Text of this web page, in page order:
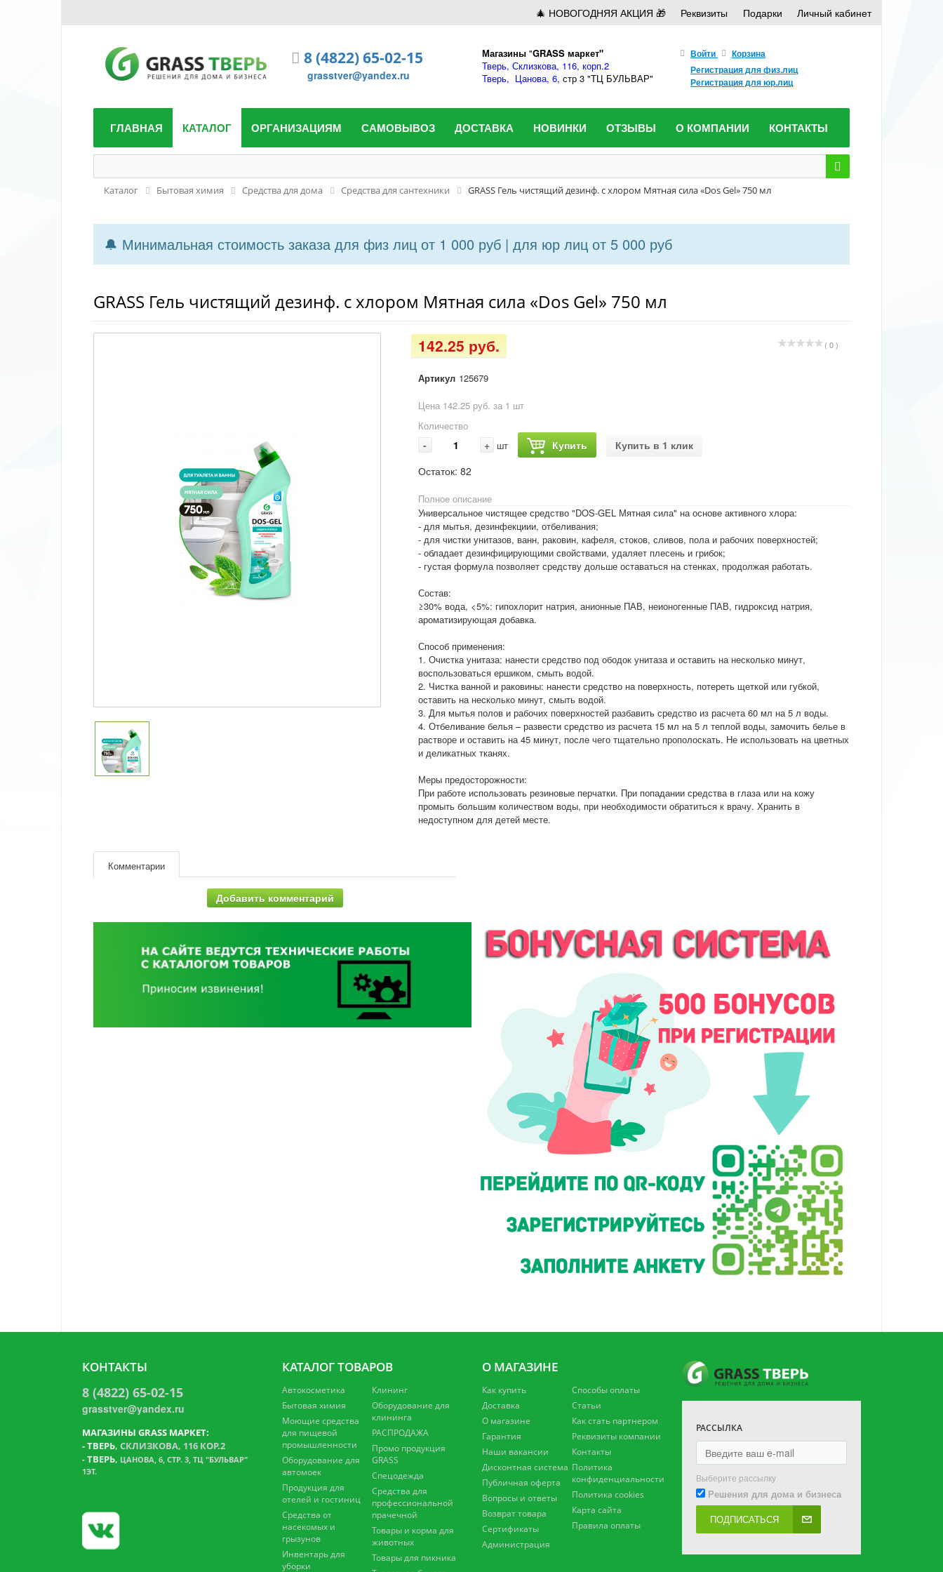
🎄 НОВОГОДНЯЯ АКЦИЯ 🎁 Реквизиты Подарки Личный кабинет
8 (4822) 65-02-15
grasstver@yandex.ru
Магазины "GRASS маркет"
Тверь, Склизкова, 116, корп.2
Тверь, Цанова, 6, стр 3 "ТЦ БУЛЬВАР"
Войти
Корзина
Регистрация для физ.лиц
Регистрация для юр.лиц
ГЛАВНАЯ КАТАЛОГ ОРГАНИЗАЦИЯМ САМОВЫВОЗ ДОСТАВКА НОВИНКИ ОТЗЫВЫ О КОМПАНИИ КОНТАКТЫ
Каталог Бытовая химия Средства для дома Средства для сантехники GRASS Гель чистящий дезинф. с хлором Мятная сила «Dos Gel» 750 мл
🔔 Минимальная стоимость заказа для физ лиц от 1 000 руб | для юр лиц от 5 000 руб
GRASS Гель чистящий дезинф. с хлором Мятная сила «Dos Gel» 750 мл
( 0 )
142.25 руб.
Артикул 125679
Цена 142.25 руб. за 1 шт
Количество
- + шт Купить
Купить в 1 клик
Остаток: 82
Полное описание
Универсальное чистящее средство "DOS-GEL Мятная сила" на основе активного хлора:
- для мытья, дезинфекциии, отбеливания;
- для чистки унитазов, ванн, раковин, кафеля, стоков, сливов, пола и рабочих поверхностей;
- обладает дезинфицирующими свойствами, удаляет плесень и грибок;
- густая формула позволяет средству дольше оставаться на стенках, продолжая работать.
Состав:
≥30% вода, <5%: гипохлорит натрия, анионные ПАВ, неионогенные ПАВ, гидроксид натрия,
ароматизирующая добавка.
Способ применения:
1. Очистка унитаза: нанести средство под ободок унитаза и оставить на несколько минут,
воспользоваться ершиком, смыть водой.
2. Чистка ванной и раковины: нанести средство на поверхность, потереть щеткой или губкой,
оставить на несколько минут, смыть водой.
3. Для мытья полов и рабочих поверхностей разбавить средство из расчета 60 мл на 5 л воды.
4. Отбеливание белья – развести средство из расчета 15 мл на 5 л теплой воды, замочить белье в
растворе и оставить на 45 минут, после чего тщательно прополоскать. Не использовать на цветных
и деликатных тканях.
Меры предосторожности:
При работе использовать резиновые перчатки. При попадании средства в глаза или на кожу
промыть большим количеством воды, при необходимости обратиться к врачу. Хранить в
недоступном для детей месте.
Комментарии
Добавить комментарий
КОНТАКТЫ
8 (4822) 65-02-15
grasstver@yandex.ru
МАГАЗИНЫ GRASS МАРКЕТ:
-ТВЕРЬ, СКЛИЗКОВА, 116 КОР.2
- ТВЕРЬ, ЦАНОВА, 6, СТР. 3, ТЦ "БУЛЬВАР"
1ЭТ.
КАТАЛОГ ТОВАРОВ
Автокосметика
Бытовая химия
Моющие средства
для пищевой
промышленности
Оборудование для
автомоек
Продукция для
отелей и гостиниц
Средства от
насекомых и
грызунов
Инвентарь для
уборки
Клининг
Оборудование для
клининга
РАСПРОДАЖА
Промо продукция
GRASS
Спецодежда
Средства для
профессиональной
прачечной
Товары и корма для
животных
Товары для пикника
О МАГАЗИНЕ
Как купить
Доставка
О магазине
Гарантия
Наши вакансии
Дисконтная система
Публичная оферта
Вопросы и ответы
Возврат товара
Сертификаты
Администрация
Способы оплаты
Статьи
Как стать партнером
Реквизиты компании
Контакты
Политика
конфиденциальности
Политика cookies
Карта сайта
Правила оплаты
РАССЫЛКА
Выберите рассылку
Решения для дома и бизнеса
ПОДПИСАТЬСЯ